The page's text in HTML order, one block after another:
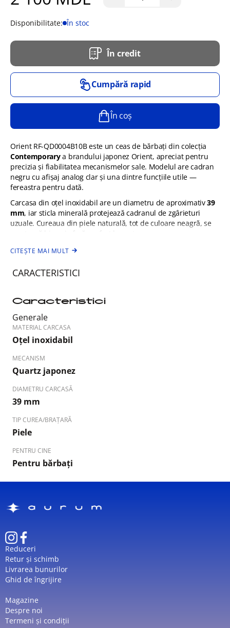
Disponibilitate: În stoc
În credit
Cumpără rapid
În coș
Orient RF-QD0004B10B este un ceas de bărbați din colecția
Contemporarya brandului japonez Orient, apreciat pentru
precizia și fiabilitatea mecanismelor sale. Modelul are cadran
negru cu afișaj analog clar și una dintre funcțiile utile —
fereastra pentru dată.
Carcasa din oțel inoxidabil are un diametru de aproximativ39
mm, iar sticla minerală protejează cadranul de zgârieturi
uzuale. Cureaua din piele naturală, tot de culoare neagră, se
asortează bine și oferă confort la purtare.
Ceasul este potrivit pentru utilizarea de zi cu zi și oferă
ATM / 30 m, fără a fi recomandat pentru scufundări.
CITEȘTE MAI MULT
CARACTERISTICI
Caracteristici
Generale
MATERIAL CARCASA
Oțel inoxidabil
MECANISM
Quartz japonez
DIAMETRU CARCASĂ
39 mm
TIP CUREA/BRAȚARĂ
Piele
PENTRU CINE
Pentru bărbați
Reduceri
Retur și schimb
Livrarea bunurilor
Ghid de îngrijire
Magazine
Despre noi
Termeni și condiții